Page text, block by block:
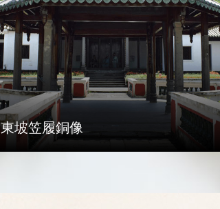
東坡笠履銅像